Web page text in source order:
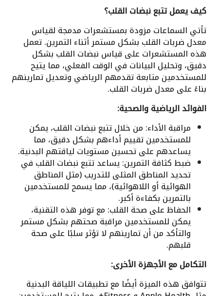
كيف يعمل تتبع نبضات القلب؟
تأتي السماعات مزودة بمستشعرات مدمجة لقياس
معدل ضربات القلب بشكل مستمر أثناء التمرين. تعمل
هذه المستشعرات على قياس نبضات القلب بشكل
دقيق، وتحليل البيانات في الوقت الفعلي، مما يتيح
للمستخدمين متابعة تقدمهم الرياضي وتعديل تمارينهم
بناءً على معدل ضربات القلب.
الفوائد الرياضية والصحية:
مراقبة الأداء: من خلال تتبع نبضات القلب، يمكن
للمستخدمين تقييم أداءهم بشكل دقيق، مما
يساعدهم على تحسين مستويات لياقتهم البدنية.
ضبط كثافة التمرين: يساعد تتبع نبضات القلب في
تحديد المناطق المثلى للتدريب (مثل المناطق
الهوائية أو اللاهوائية)، مما يسمح للمستخدمين
بالتمرين بكفاءة أكبر.
الحفاظ على صحة القلب: مع توفر هذه التقنية،
يمكن للمستخدمين مراقبة صحتهم بشكل مستمر
والتأكد من أن تمارينهم لا تؤثر سلبًا على صحة
قلبهم.
التكامل مع الأجهزة الأخرى:
تتوافق هذه الميزة أيضًا مع تطبيقات اللياقة البدنية